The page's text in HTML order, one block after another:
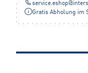
service.eshop@
Gratis Abholung im